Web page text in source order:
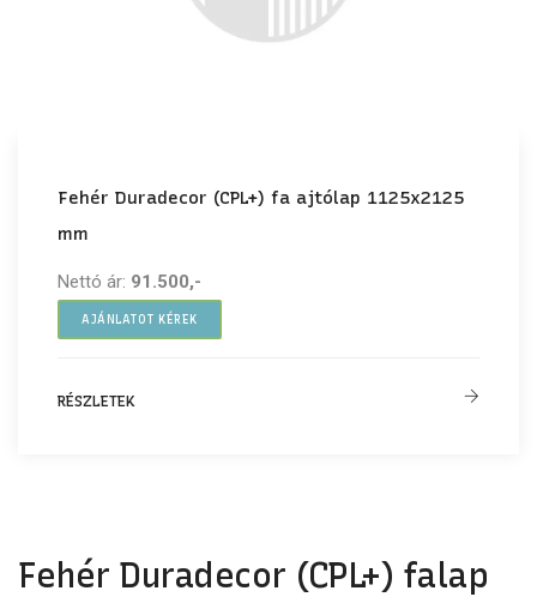
Fehér Duradecor (CPL+) fa ajtólap 1125x2125
mm
Nettó ár: 91.500,-
AJÁNLATOT KÉREK
RÉSZLETEK
Fehér Duradecor (CPL+) falap